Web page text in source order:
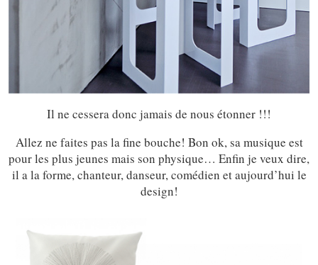
Il ne cessera donc jamais de nous étonner !!!
Allez ne faites pas la fine bouche! Bon ok, sa musique est
pour les plus jeunes mais son physique… Enfin je veux dire,
il a la forme, chanteur, danseur, comédien et aujourd’hui le
design!